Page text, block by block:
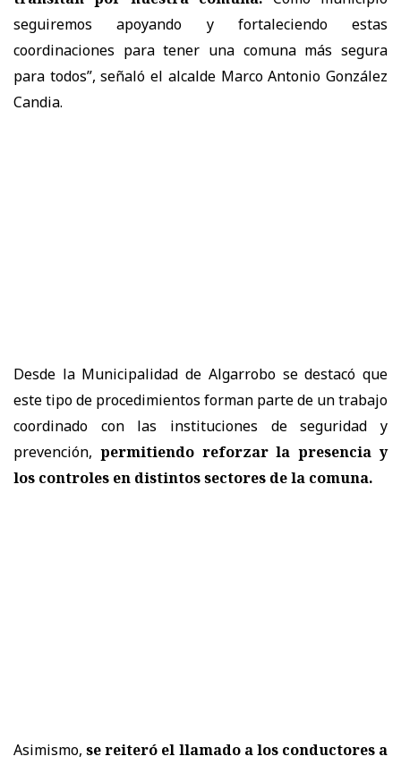
seguiremos apoyando y fortaleciendo estas
coordinaciones para tener una comuna más segura
para todos”, señaló el alcalde Marco Antonio González
Candia.
Desde la Municipalidad de Algarrobo se destacó que
este tipo de procedimientos forman parte de un trabajo
coordinado con las instituciones de seguridad y
prevención, permitiendo reforzar la presencia y
los controles en distintos sectores de la comuna.
Asimismo,se reiteró el llamado a los conductores a